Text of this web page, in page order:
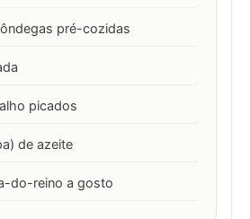
pré-cozidas
picados
de azeite
do-reino a gosto